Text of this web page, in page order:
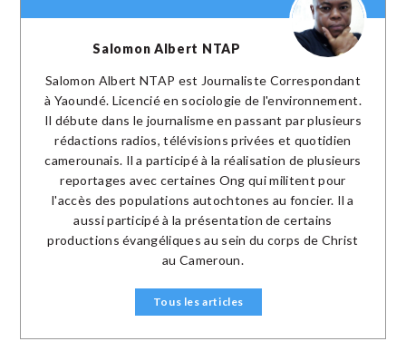
Salomon Albert NTAP
Salomon Albert NTAP est Journaliste Correspondant
à Yaoundé. Licencié en sociologie de l'environnement.
Il débute dans le journalisme en passant par plusieurs
rédactions radios, télévisions privées et quotidien
camerounais. Il a participé à la réalisation de plusieurs
reportages avec certaines Ong qui militent pour
l'accès des populations autochtones au foncier. Il a
aussi participé à la présentation de certains
productions évangéliques au sein du corps de Christ
au Cameroun.
Tous les articles